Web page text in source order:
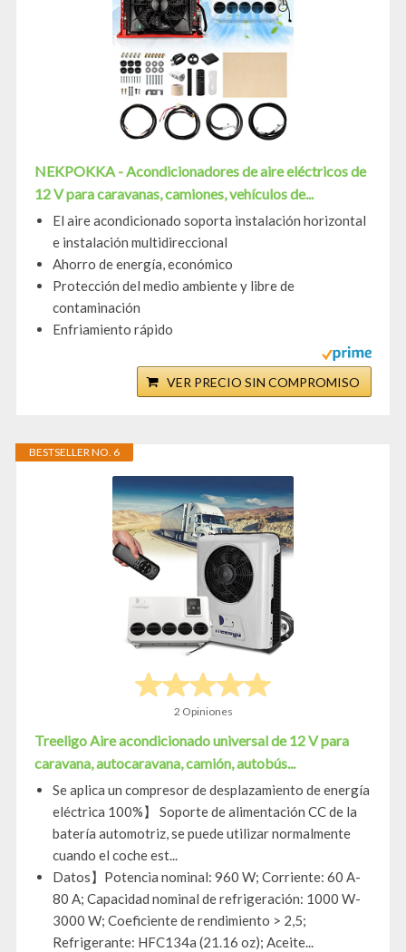
NEKPOKKA - Acondicionadores de aire eléctricos de
12 V para caravanas, camiones, vehículos de...
El aire acondicionado soporta instalación horizontal
e instalación multidireccional
Ahorro de energía, económico
Protección del medio ambiente y libre de
contaminación
Enfriamiento rápido
VER PRECIO SIN COMPROMISO
BESTSELLER NO. 6
2 Opiniones
Treeligo Aire acondicionado universal de 12 V para
caravana, autocaravana, camión, autobús...
Se aplica un compresor de desplazamiento de energía
eléctrica 100%】 Soporte de alimentación CC de la
batería automotriz, se puede utilizar normalmente
cuando el coche est...
Datos】Potencia nominal: 960 W; Corriente: 60 A-
80 A; Capacidad nominal de refrigeración: 1000 W-
3000 W; Coeficiente de rendimiento > 2,5;
Refrigerante: HFC134a (21.16 oz); Aceite...